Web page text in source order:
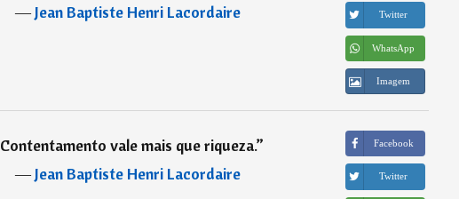
―Jean Baptiste Henri Lacordaire Twitter
WhatsApp
Imagem
Contentamento vale mais que riqueza.”
―Jean Baptiste Henri Lacordaire
Facebook
Twitter